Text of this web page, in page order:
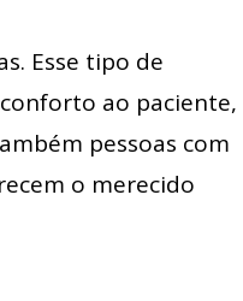
Esse tipo de
ao paciente,
pessoas com
o merecido